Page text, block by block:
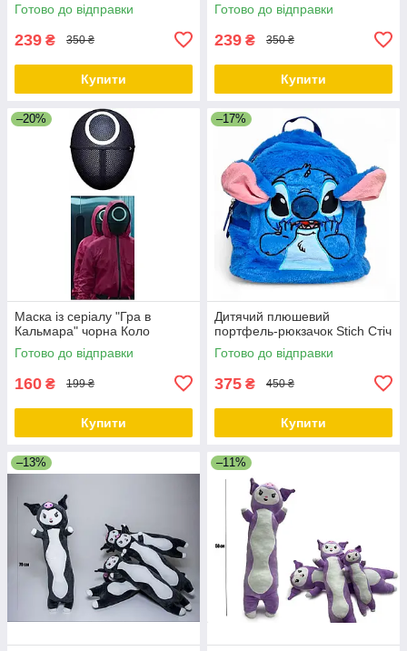
Готово до відправки
239 ₴ 350 ₴
Купити
Готово до відправки
239 ₴ 350 ₴
Купити
–20%
Маска із серіалу "Гра в
Кальмара" чорна Коло
Готово до відправки
160 ₴ 199 ₴
Купити
–17%
Дитячий плюшевий
портфель-рюкзачок Stich Стіч
Готово до відправки
375 ₴ 450 ₴
Купити
–13% –11%